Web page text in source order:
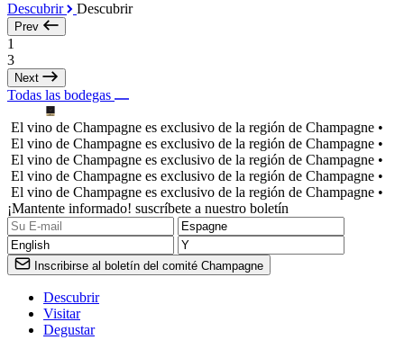
Descubrir Descubrir
Prev
1
3
Next
Todas las bodegas
El vino de Champagne es exclusivo de la región de Champagne •
El vino de Champagne es exclusivo de la región de Champagne •
El vino de Champagne es exclusivo de la región de Champagne •
El vino de Champagne es exclusivo de la región de Champagne •
El vino de Champagne es exclusivo de la región de Champagne •
¡Mantente informado! suscríbete a nuestro boletín
Inscribirse al boletín del comité Champagne
Descubrir
Visitar
Degustar